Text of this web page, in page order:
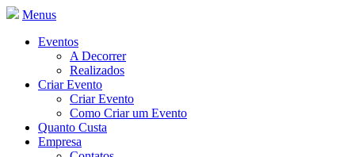
Menus
Eventos
A Decorrer
Realizados
Criar Evento
Criar Evento
Como Criar um Evento
Quanto Custa
Empresa